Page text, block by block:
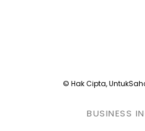
© Hak Cipta,
BUSINESS